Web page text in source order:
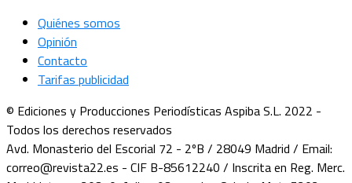
Quiénes somos
Opinión
Contacto
Tarifas publicidad
© Ediciones y Producciones Periodísticas Aspiba S.L. 2022 -
Todos los derechos reservados
Avd. Monasterio del Escorial 72 - 2ºB / 28049 Madrid / Email:
correo@revista22.es - CIF B-85612240 / Inscrita en Reg. Merc.